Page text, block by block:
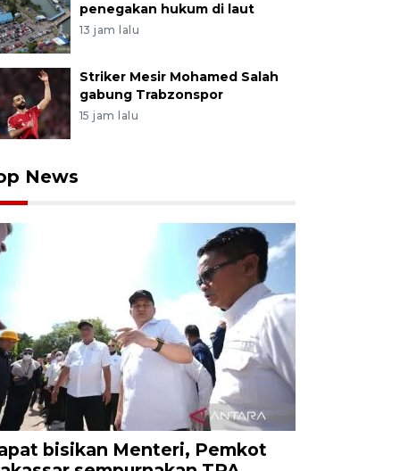
penegakan hukum di laut
13 jam lalu
Striker Mesir Mohamed Salah
gabung Trabzonspor
15 jam lalu
News
bisikan Menteri, Pemkot